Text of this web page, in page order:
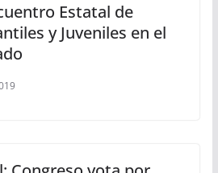
Estatal de
y Juveniles en el